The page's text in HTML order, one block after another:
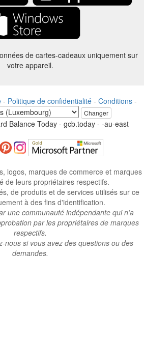
de cartes-cadeaux uniquement sur
votre appareil.
- Politique de confidentialité - Conditions -
Changer
Balance Today - gcb.today - -au-east
logos, marques de commerce et marques
de leurs propriétaires respectifs.
de produits et de services utilisés sur ce
à des fins d'identification.
une communauté indépendante qui n’a
par les propriétaires de marques
respectifs.
nous si vous avez des questions ou des
demandes.